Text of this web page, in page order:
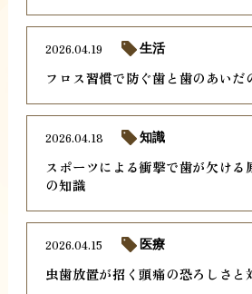
フロス習慣で防ぐ歯と歯のあいだ
2026.04.19 生活
スポーツによる衝撃で歯が欠ける
の知識
2026.04.18 知識
虫歯放置が招く頭痛の恐ろしさと
2026.04.15 医療